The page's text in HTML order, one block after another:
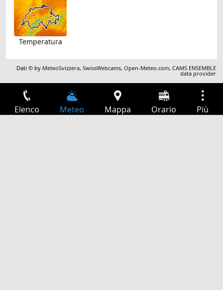
Temperatura
Dati © by MeteoSvizzera,SwissWebcams,Open-Meteo.com,CAMS ENSEMBLE
data provider
Elenco Meteo Mappa Orario Più